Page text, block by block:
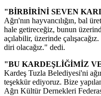
"BİRBİRİNİ SEVEN
Ağrı'nın hayvancılığın, bal
hale getireceğiz, bunun
açılabilir, üzerinde
diri olacağız." dedi.
"BU KARDEŞLİĞİMİZ
Kardeş Tuzla Belediyesi'ni
teşekkür ediyoruz. Bize
Ağrı Kültür Dernekleri